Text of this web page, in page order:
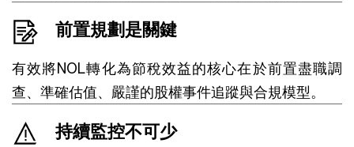
前置規劃是關鍵
有效將NOL轉化為節稅效益的核心在於前置盡職調
查、準確估值、嚴謹的股權事件追蹤與合規模型。
持續監控不可少